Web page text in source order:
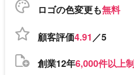
ロゴの色変更も無料
顧客評価4.91／5
創業12年6,000件以上